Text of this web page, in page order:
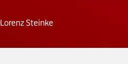
Lorenz Steinke